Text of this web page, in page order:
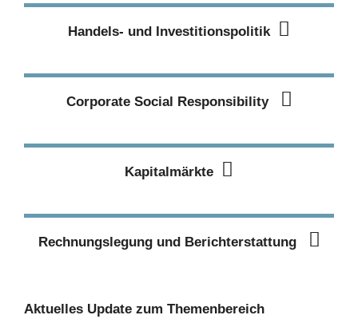
unterstützt die Bestrebungen des Bundesrates, den
Zugang zum EU-Binnenmarkt nachhaltig zu sichern,
betont jedoch die Notwendigkeit, dabei die
prüfen.
Handels- und Investitionspolitik
Corporate Social Responsibility
Kapitalmärkte
Rechnungslegung und Berichterstattung
Aktuelles Update zum Themenbereich